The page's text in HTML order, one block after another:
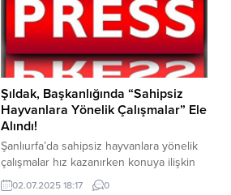
da öğrenme fırsatı yakaladı. Başkan
Mehmet Kuş’un Eyyübiye’ye...
Şıldak, Başkanlığında “Sahipsiz
Hayvanlara Yönelik Çalışmalar” Ele
Alındı!
Şanlıurfa’da sahipsiz hayvanlara yönelik
çalışmalar hız kazanırken konuya ilişkin
değerlendirme toplantısı ilgili tüm
02.07.2025 18:17 0